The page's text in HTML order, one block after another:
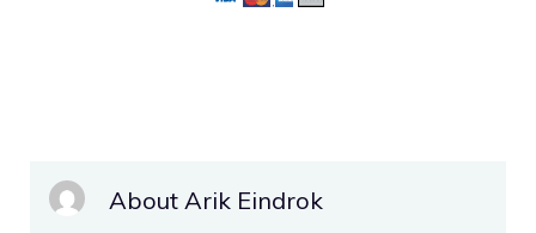
About Arik Eindrok